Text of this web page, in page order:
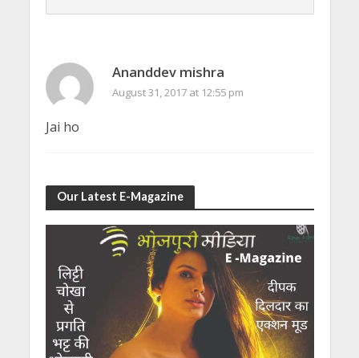
Ananddev mishra
August 31, 2017 at 12:55 pm
Jai ho
Our Latest E-Magazine